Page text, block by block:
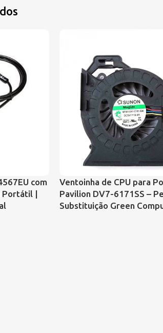
com
Portátil |
Ventoinha de CPU para
Pavilion DV7-6171SS –
Substituição Green